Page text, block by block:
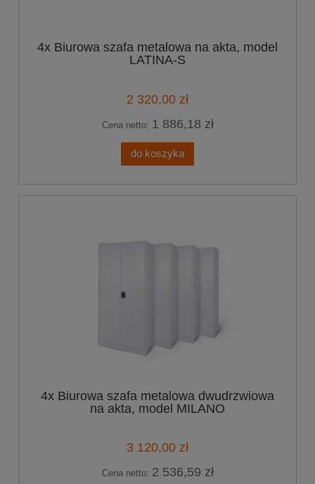
4x Biurowa szafa metalowa na akta, model
LATINA-S
2 320,00 zł
Cena netto: 1 886,18 zł
do koszyka
4x Biurowa szafa metalowa dwudrzwiowa
na akta, model MILANO
3 120,00 zł
Cena netto: 2 536,59 zł